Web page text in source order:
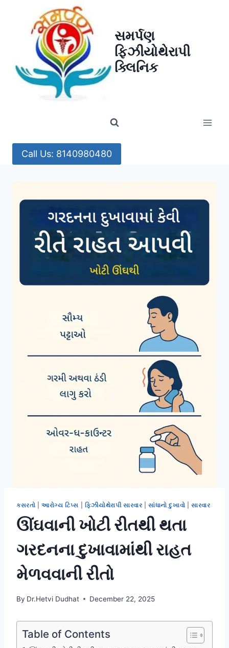
સમર્પણ
ફિઝીયોથેરાપી
ક્લિનિક
Call Us: 8140980480
કસરતો |આરોગ્ય ટિપ્સ ફિઝીયોથેરાપી સારવાર |સાંધાનો દુખાવો |સારવાર
ઊંઘવાની ખોટી રીતથી થતા
ગરદનના દુખાવામાંથી રાહત
મેળવવાની રીતો
By Dr.Hetvi Dudhat December 22, 2025
Table of Contents